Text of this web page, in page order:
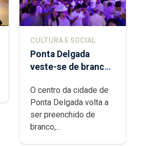
CULTURA E SOCIAL
Ponta Delgada
veste-se de branco
O centro da cidade de
Ponta Delgada volta a
ser preenchido de
branco,...